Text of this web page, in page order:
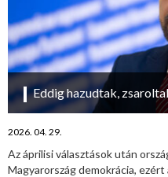
Eddig hazudtak,
2026. 04. 29.
Az áprilisi választások után
Magyarország demokrácia,